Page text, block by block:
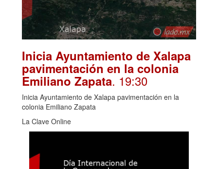
Inicia Ayuntamiento de Xalapa
pavimentación en la colonia
Emiliano Zapata. 19:30
Inicia Ayuntamiento de Xalapa pavimentación en la
colonia Emiliano Zapata
La Clave Online